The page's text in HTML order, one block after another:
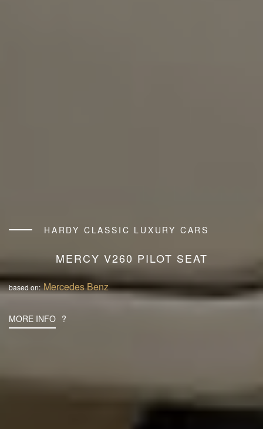
HARDY CLASSIC LUXURY CARS
MERCY V260 PILOT SEAT
based on: Mercedes Benz
MORE INFO ?